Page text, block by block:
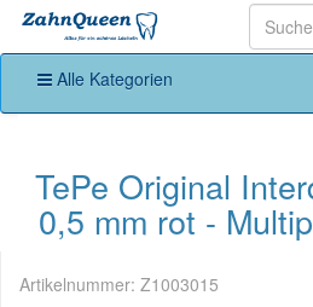
Alle Kategorien
TePe Original
0,5 mm rot -
Artikelnummer: Z1003015